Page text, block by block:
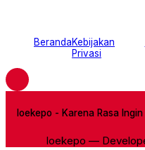
BerandaKebijakan
Privasi
loekepo - Karena Rasa
loekepo —